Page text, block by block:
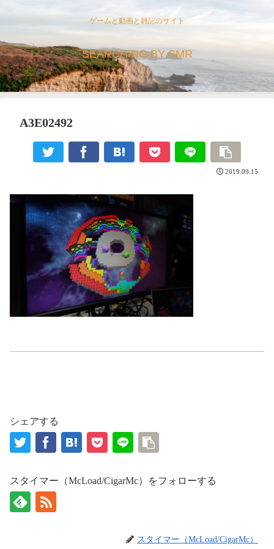
ゲームと動画と雑記のサイト
SEARCHING BY SMR
A3E02492
2019.09.15
シェアする
スタイマー（McLoad/CigarMc）をフォローする
スタイマー（McLoad/CigarMc）